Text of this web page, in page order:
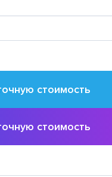
стоимость
стоимость